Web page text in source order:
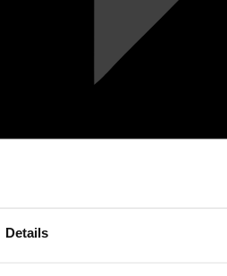
Details